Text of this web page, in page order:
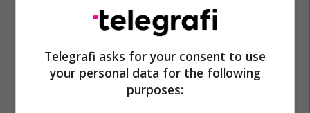
Telegrafi asks for your consent to use
your personal data for the following
purposes: